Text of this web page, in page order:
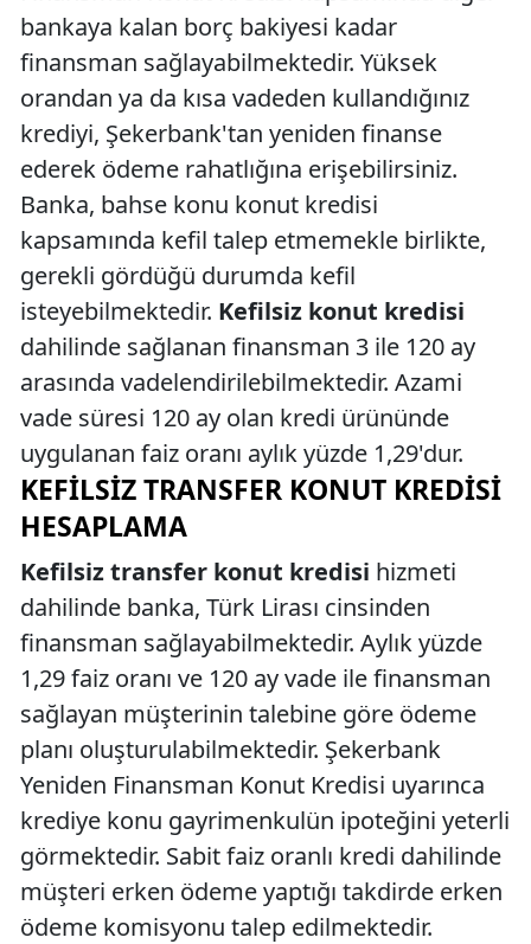
bankaya kalan borç bakiyesi kadar
finansman sağlayabilmektedir. Yüksek
orandan ya da kısa vadeden kullandığınız
krediyi, Şekerbank'tan yeniden finanse
ederek ödeme rahatlığına erişebilirsiniz.
Banka, bahse konu konut kredisi
kapsamında kefil talep etmemekle birlikte,
gerekli gördüğü durumda kefil
isteyebilmektedir. Kefilsiz konut kredisi
dahilinde sağlanan finansman 3 ile 120 ay
arasında vadelendirilebilmektedir. Azami
vade süresi 120 ay olan kredi ürününde
uygulanan faiz oranı aylık yüzde 1,29'dur.
KEFILSIZ TRANSFER KONUT KREDISI
HESAPLAMA
Kefilsiz transfer konut kredisi hizmeti
dahilinde banka, Türk Lirası cinsinden
finansman sağlayabilmektedir. Aylık yüzde
1,29 faiz oranı ve 120 ay vade ile finansman
sağlayan müşterinin talebine göre ödeme
planı oluşturulabilmektedir. Şekerbank
Yeniden Finansman Konut Kredisi uyarınca
krediye konu gayrimenkulün ipoteğini yeterli
görmektedir. Sabit faiz oranlı kredi dahilinde
müşteri erken ödeme yaptığı takdirde erken
ödeme komisyonu talep edilmektedir.